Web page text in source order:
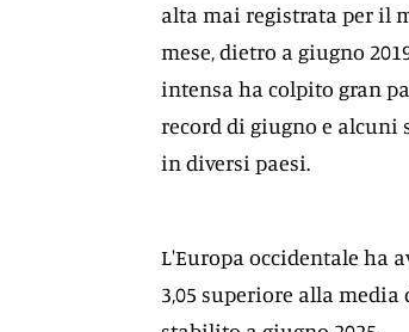
alta mai registrata per il
mese, dietro a giugno
intensa ha colpito gran
record di giugno e
in diversi paesi.
L'Europa occidentale ha
3,05 superiore alla media